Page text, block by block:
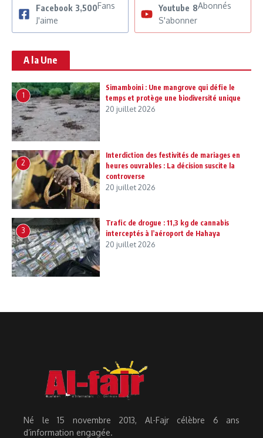
Facebook 3,500Fans
J'aime
Youtube 8Abonnés
S'abonner
A la Une
1
Simamboini : Une mangrove qui défie le
temps et protège une biodiversité unique
20 juillet 2026
2
Interdiction des festivités de mariages en
heures ouvrables : La décision suscite la
controverse
20 juillet 2026
3
Trafic de drogue : 11,3 kg de cannabis
interceptés à l’aéroport de Hahaya
20 juillet 2026
Né le 15 novembre 2013, Al-Fajr célèbre 6 ans
d’information engagée.